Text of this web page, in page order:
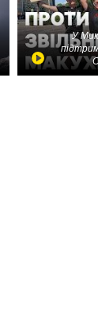
У